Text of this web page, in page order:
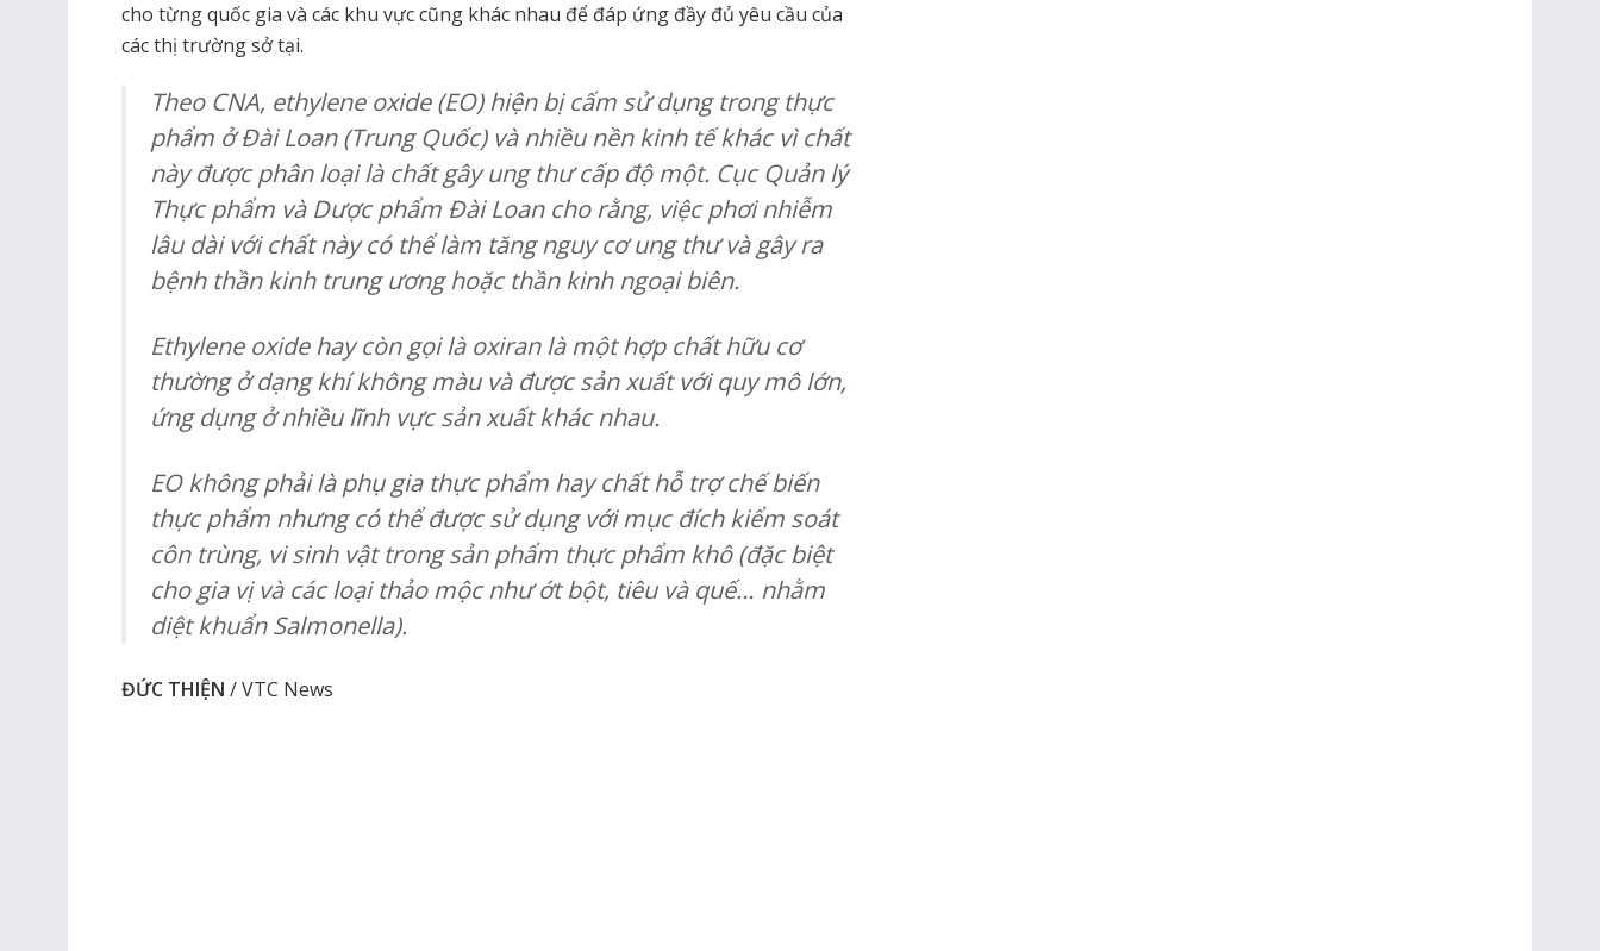
cho từng quốc gia và các khu vực cũng khác nhau để đáp ứng đầy đủ yêu cầu của
các thị trường sở tại.
Theo CNA, ethylene oxide (EO) hiện bị cấm sử dụng trong thực
phẩm ở Đài Loan (Trung Quốc) và nhiều nền kinh tế khác vì chất
này được phân loại là chất gây ung thư cấp độ một. Cục Quản lý
Thực phẩm và Dược phẩm Đài Loan cho rằng, việc phơi nhiễm
lâu dài với chất này có thể làm tăng nguy cơ ung thư và gây ra
bệnh thần kinh trung ương hoặc thần kinh ngoại biên.
Ethylene oxide hay còn gọi là oxiran là một hợp chất hữu cơ
thường ở dạng khí không màu và được sản xuất với quy mô lớn,
ứng dụng ở nhiều lĩnh vực sản xuất khác nhau.
EO không phải là phụ gia thực phẩm hay chất hỗ trợ chế biến
thực phẩm nhưng có thể được sử dụng với mục đích kiểm soát
côn trùng, vi sinh vật trong sản phẩm thực phẩm khô (đặc biệt
cho gia vị và các loại thảo mộc như ớt bột, tiêu và quế… nhằm
diệt khuẩn Salmonella).
ĐỨC THIỆN / VTC News